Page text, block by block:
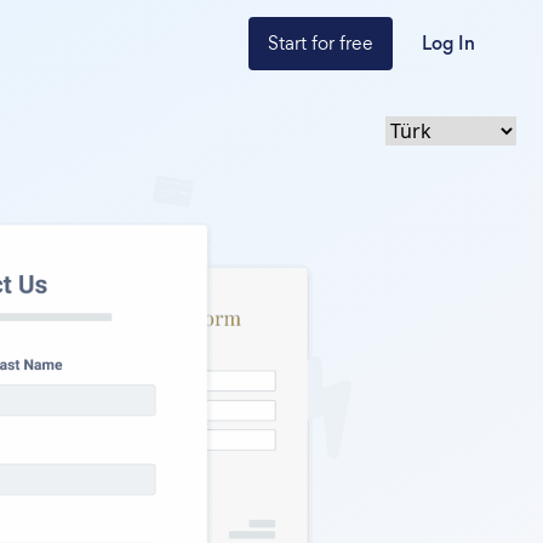
Start for free Log In